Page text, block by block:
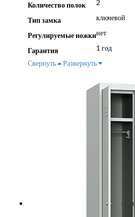
Количество полок 2
Тип замка ключевой
Регулируемые ножкинет
Гарантия
1 год
Свернуть
Развернуть